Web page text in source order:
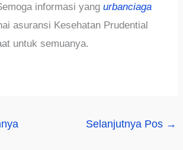
informasi yangurbanciaga
asuransi Kesehatan Prudential
untuk semuanya.
Selanjutnya Pos →